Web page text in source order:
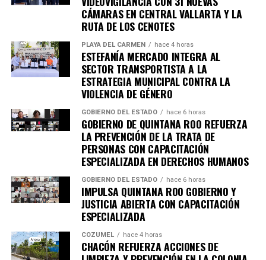
Unirme al canal de WhatsApp
CÁMARAS EN CENTRAL VALLARTA Y LA
RUTA DE LOS CENOTES
PLAYA DEL CARMEN hace 4 horas
ESTEFANÍA MERCADO INTEGRA AL
SECTOR TRANSPORTISTA A LA
ESTRATEGIA MUNICIPAL CONTRA LA
VIOLENCIA DE GÉNERO
GOBIERNO DEL ESTADO hace 6 horas
GOBIERNO DE QUINTANA ROO REFUERZA
LA PREVENCIÓN DE LA TRATA DE
PERSONAS CON CAPACITACIÓN
ESPECIALIZADA EN DERECHOS HUMANOS
GOBIERNO DEL ESTADO hace 6 horas
IMPULSA QUINTANA ROO GOBIERNO Y
JUSTICIA ABIERTA CON CAPACITACIÓN
ESPECIALIZADA
COZUMEL hace 4 horas
CHACÓN REFUERZA ACCIONES DE